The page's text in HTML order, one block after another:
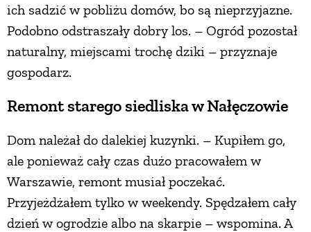
ich sadzić w pobliżu domów, bo są nieprzyjazne.
Podobno odstraszały dobry los. – Ogród pozostał
naturalny, miejscami trochę dziki – przyznaje
gospodarz.
Remont starego siedliska w Nałęczowie
Dom należał do dalekiej kuzynki. – Kupiłem go,
ale ponieważ cały czas dużo pracowałem w
Warszawie, remont musiał poczekać.
Przyjeżdżałem tylko w weekendy. Spędzałem cały
dzień w ogrodzie albo na skarpie – wspomina. A
CIASTA I DESERY
DODATKI
PRZETWORY
INNE